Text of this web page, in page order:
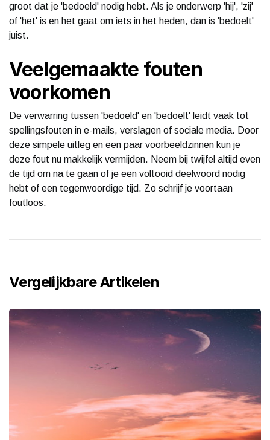
groot dat je 'bedoeld' nodig hebt. Als je onderwerp 'hij', 'zij'
of 'het' is en het gaat om iets in het heden, dan is 'bedoelt'
juist.
Veelgemaakte fouten
voorkomen
De verwarring tussen 'bedoeld' en 'bedoelt' leidt vaak tot
spellingsfouten in e-mails, verslagen of sociale media. Door
deze simpele uitleg en een paar voorbeeldzinnen kun je
deze fout nu makkelijk vermijden. Neem bij twijfel altijd even
de tijd om na te gaan of je een voltooid deelwoord nodig
hebt of een tegenwoordige tijd. Zo schrijf je voortaan
foutloos.
Vergelijkbare Artikelen